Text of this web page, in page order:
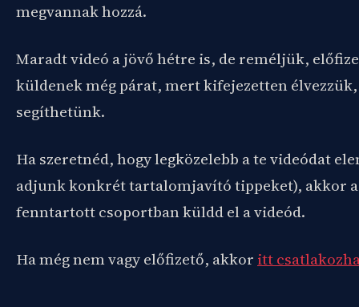
megvannak hozzá.
Maradt videó a jövő hétre is, de reméljük,
küldenek még párat, mert kifejezetten
segíthetünk.
Ha szeretnéd, hogy legközelebb a te videódat
adjunk konkrét tartalomjavító tippeket), akkor
fenntartott csoportban küldd el a videód.
Ha még nem vagy előfizető, akkor itt